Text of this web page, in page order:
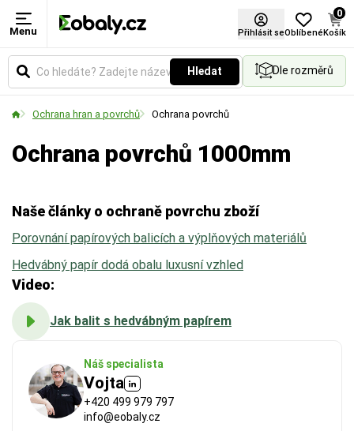
Menu Přihlásit seOblíbené
0
Košík
Hledat Dle rozměrů
Ochrana hran a povrchů Ochrana povrchů
Ochrana povrchů 1000mm
Náš specialista
Vojta
+420 499 979 797
info@eobaly.cz
Naše články o ochraně povrchu zboží
Porovnání papírových balicích a výplňových materiálů
Hedvábný papír dodá obalu luxusní vzhled
Video:
Jak balit s hedvábným papírem
Materiál
Zvolte typ materiálu podle požadované pevnosti,
Šířka role (mm)
Udává celkovou šířku role v milimetrech. Vyberte si
palet.
Certifikace FSC®